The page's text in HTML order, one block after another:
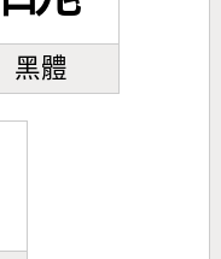
黑體